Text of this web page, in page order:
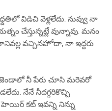
విడిచి వెళ్లలేదు. నువ్వు నా
చేస్తున్నట్లే వున్నావు. మనం
వచ్చినహోదా, నా ఇద్దరు
నీ పేరు చూసి మరెవరో
నేనే నీదగ్గరికొచ్చి
కట్ ఇవన్ని నిన్ను